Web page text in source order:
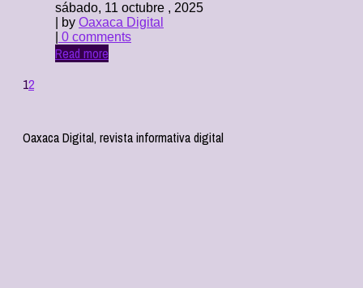
sábado, 11 octubre , 2025
| by Oaxaca Digital
0 comments
Read more
12
Oaxaca Digital, revista informativa digital